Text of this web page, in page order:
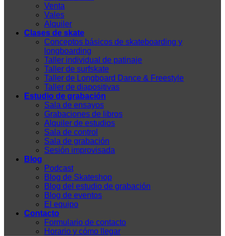
Venta
Vales
Alquiler
Clases de skate
Conceptos básicos de skateboarding y
longboarding
Taller individual de patinaje
Taller de surfskate
Taller de Longboard Dance & Freestyle
Taller de diapositivas
Estudio de grabación
Sala de ensayos
Grabaciones de libros
Alquiler de estudios
Sala de control
Sala de grabación
Sesión improvisada
Blog
Podcast
Blog de Skateshop
Blog del estudio de grabación
Blog de eventos
El equipo
Contacto
Formulario de contacto
Horario y cómo llegar